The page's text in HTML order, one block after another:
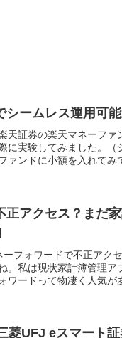
シームレス運用可
天証券の楽天マネーフ
に実験してみました。
ァンドに小額を入れてみ
正アクセス？まだ
フォワードで不正アク
。私は現状家計簿管理
ワードって物凄く人気が
菱UFJ eスマート